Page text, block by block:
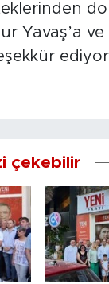
Yavaş’a
çekebilir